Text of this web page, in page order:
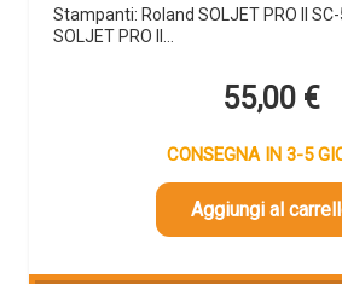
Stampanti: Roland SOLJET PRO II
SOLJET PRO II…
55,00 €
CONSEGNA IN 3-5
Aggiungi al